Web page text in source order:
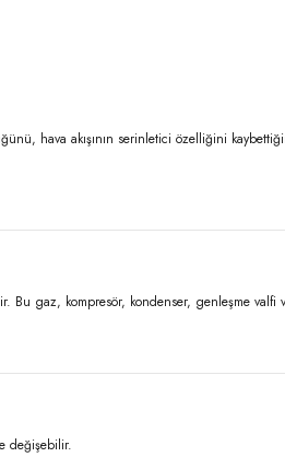
hava akışının serinletici özelliğini
Bu gaz, kompresör, kondenser, genleşme
değişebilir.